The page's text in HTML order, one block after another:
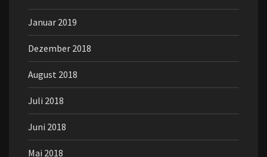
Januar 2019
Dezember 2018
August 2018
Juli 2018
Juni 2018
Mai 2018